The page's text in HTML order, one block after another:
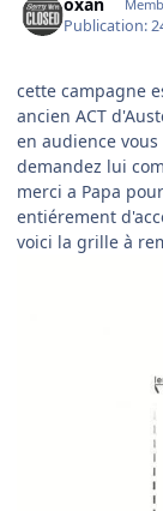
Publication:
cette campagne
ancien ACT
en audience
demandez lui
merci a Papa
entiérement
voici la grille à